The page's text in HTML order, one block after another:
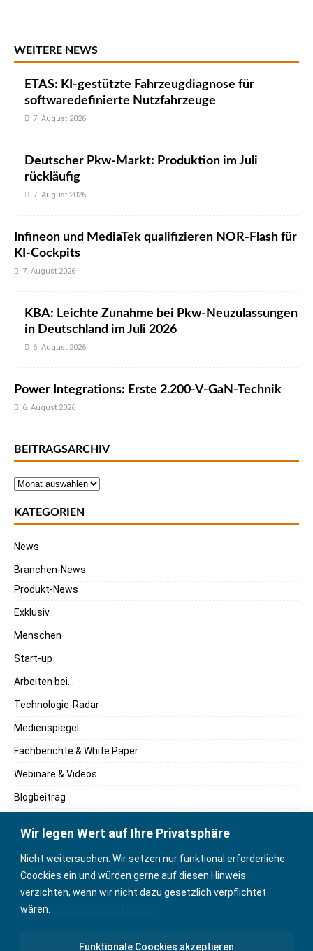
Wir legen Wert auf Ihre Privatsphäre
Nicht weitersuchen. Wir setzen nur funktional erforderliche
Coockies ein und würden gerne auf diesen Hinweis
verzichten, wenn wir nicht dazu gesetzlich verpflichtet
wären.
Funktionale Coockies akzeptieren
WEITERE NEWS
ETAS: KI-gestützte Fahrzeugdiagnose für
softwaredefinierte Nutzfahrzeuge
7. August 2026
Deutscher Pkw-Markt: Produktion im Juli
rückläufig
7. August 2026
Infineon und MediaTek qualifizieren NOR-Flash für
KI-Cockpits
7. August 2026
KBA: Leichte Zunahme bei Pkw-Neuzulassungen
in Deutschland im Juli 2026
6. August 2026
Power Integrations: Erste 2.200-V-GaN-Technik
6. August 2026
BEITRAGSARCHIV
KATEGORIEN
News
Branchen-News
Produkt-News
Exklusiv
Menschen
Start-up
Arbeiten bei…
Technologie-Radar
Medienspiegel
Fachberichte & White Paper
Webinare & Videos
Blogbeitrag
Marktreport
Positionspapier
Wissenschaftsbeitrag